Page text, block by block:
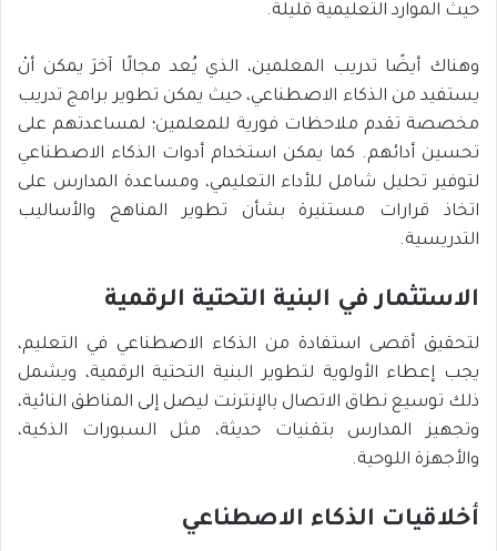
حيث الموارد التعليمية قليلة.
وهناك أيضًا تدريب المعلمين، الذي يُعد مجالًا آخرَ يمكن أنْ
يستفيد من الذكاء الاصطناعي، حيث يمكن تطوير برامج تدريب
مخصصة تقدم ملاحظات فورية للمعلمين؛ لمساعدتهم على
تحسين أدائهم. كما يمكن استخدام أدوات الذكاء الاصطناعي
لتوفير تحليل شامل للأداء التعليمي، ومساعدة المدارس على
اتخاذ قرارات مستنيرة بشأن تطوير المناهج والأساليب
التدريسية.
الاستثمار في البنية التحتية الرقمية
لتحقيق أقصى استفادة من الذكاء الاصطناعي في التعليم،
يجب إعطاء الأولوية لتطوير البنية التحتية الرقمية، ويشمل
ذلك توسيع نطاق الاتصال بالإنترنت ليصل إلى المناطق النائية،
وتجهيز المدارس بتقنيات حديثة، مثل السبورات الذكية،
والأجهزة اللوحية.
أخلاقيات الذكاء الاصطناعي